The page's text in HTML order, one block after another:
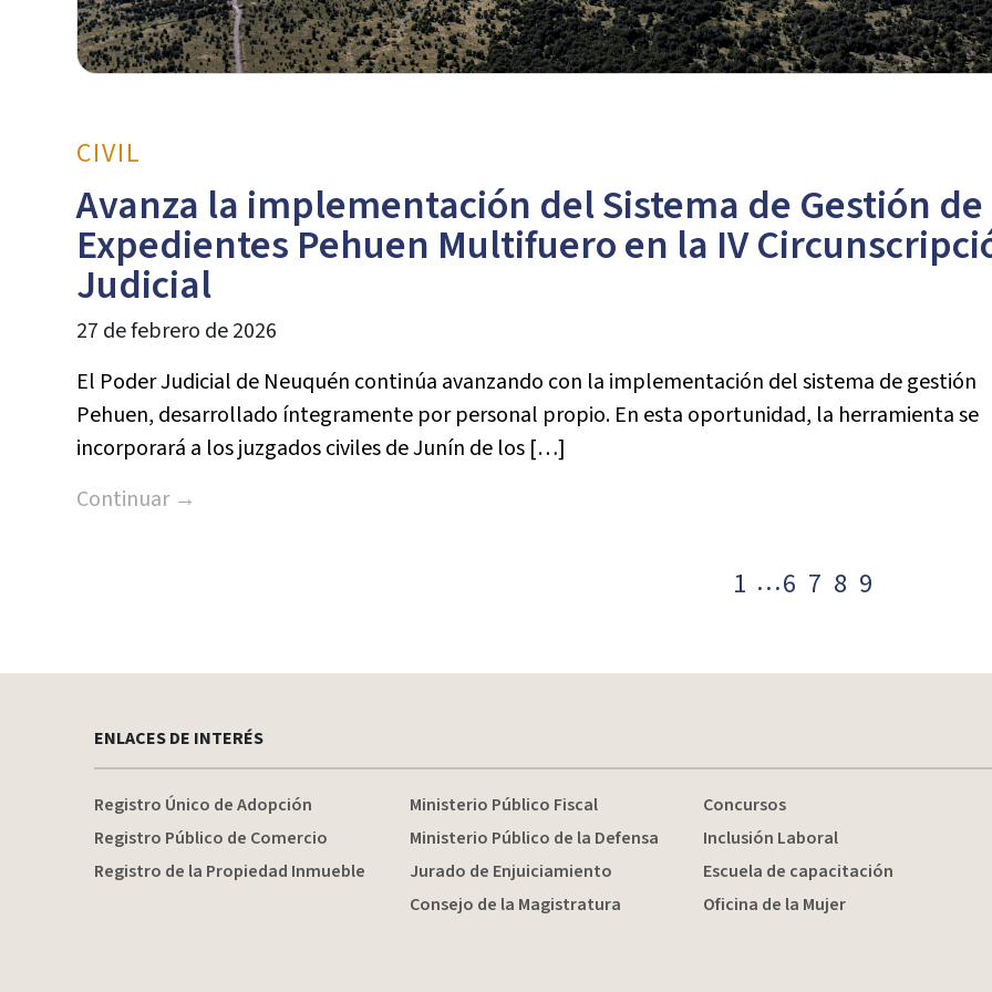
CIVIL
Avanza la implementación del Sistema de Gestión de
Expedientes Pehuen Multifuero en la IV
Judicial
27 de febrero de 2026
El Poder Judicial de Neuquén continúa avanzando con la implementación del sistema de gestión
Pehuen, desarrollado íntegramente por personal propio. En esta oportunidad, la herramienta se
incorporará a los juzgados civiles de Junín de los […]
Continuar →
de
1 …6 7 8 9
ENLACES DE INTERÉS
Registro Único de Adopción
Registro Público de Comercio
Registro de la Propiedad Inmueble
Ministerio Público Fiscal
Ministerio Público de la Defensa
Jurado de Enjuiciamiento
Consejo de la Magistratura
Concursos
Inclusión Laboral
Escuela de capacitación
Oficina de la Mujer